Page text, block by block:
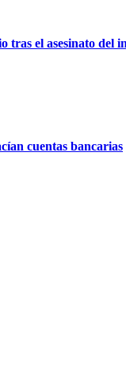
tras el asesinato del
cuentas bancarias